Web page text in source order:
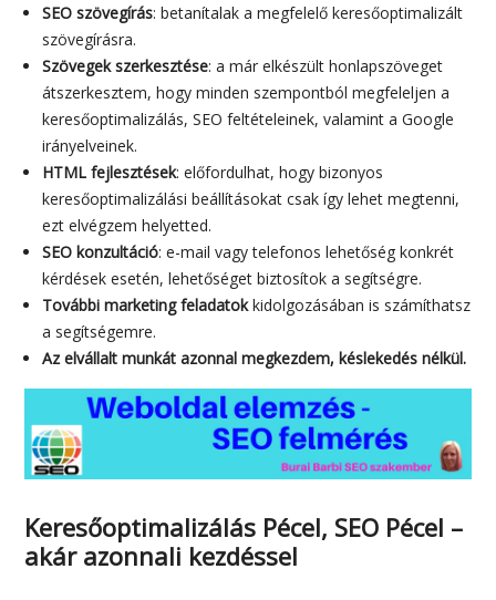
SEO szövegírás: betanítalak a megfelelő keresőoptimalizált
szövegírásra.
Szövegek szerkesztése: a már elkészült honlapszöveget
átszerkesztem, hogy minden szempontból megfeleljen a
keresőoptimalizálás, SEO feltételeinek, valamint a Google
irányelveinek.
HTML fejlesztések: előfordulhat, hogy bizonyos
keresőoptimalizálási beállításokat csak így lehet megtenni,
ezt elvégzem helyetted.
SEO konzultáció: e-mail vagy telefonos lehetőség konkrét
kérdések esetén, lehetőséget biztosítok a segítségre.
További marketing feladatokkidolgozásában is számíthatsz
a segítségemre.
Az elvállalt munkát azonnal megkezdem, késlekedés nélkül.
Keresőoptimalizálás Pécel, SEO Pécel –
akár azonnali kezdéssel